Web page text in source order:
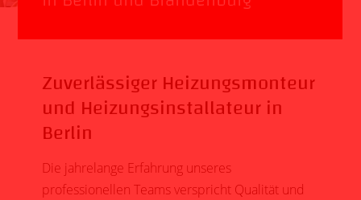
Zuverlässiger Heizungsmonteur
und Heizungsinstallateur in
Berlin
Die jahrelange Erfahrung unseres
professionellen Teams verspricht Qualität und